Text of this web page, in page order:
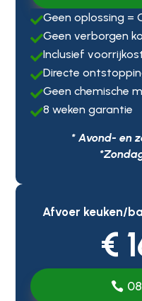
Geen oplossing =
Geen verborgen
Inclusief
Directe
Geen chemische
8 weken garantie
* Avond- en
Afvoer keuken/
€